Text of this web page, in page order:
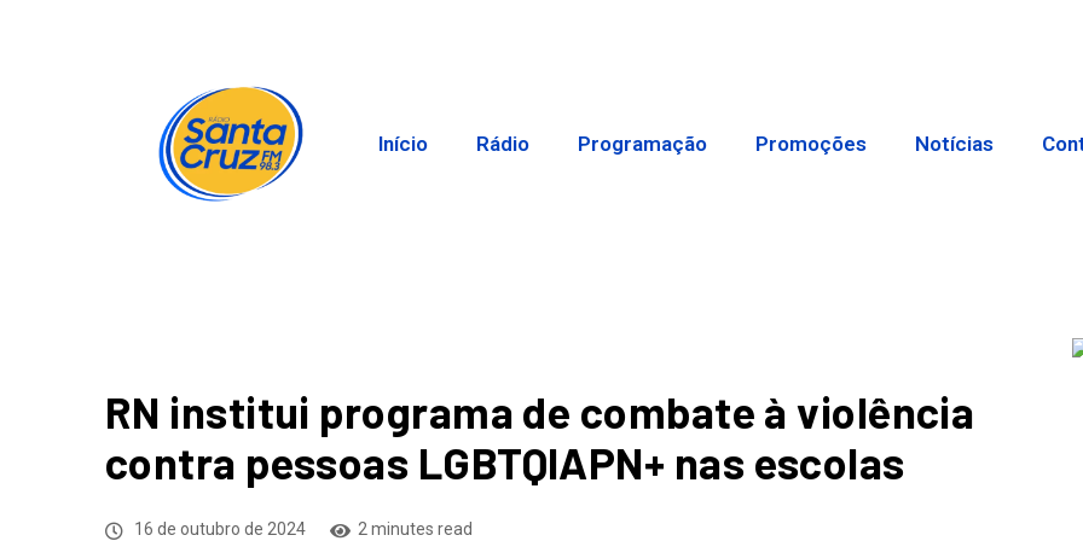
Início Rádio Programação Promoções Notícias
RN institui programa de combate à violência
contra pessoas LGBTQIAPN+ nas escolas
16 de outubro de 2024 2 minutes read